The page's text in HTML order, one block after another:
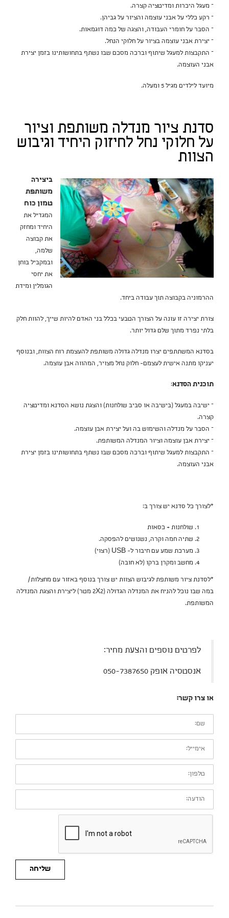
– מעגל היכרות ומדיטציה קצרה.
– רקע כללי על אבני עוצמה והציור על גביהן.
– הסבר על חומרי העבודה, והצגה של כמה דוגמאות.
– יצירת אבני עוצמה בציור על חלוקי הנחל.
– התקבצות למעגל שיתוף וברכה מסכם שבו נשתף בתחושותינו בזמן יצירת
אבני העוצמה.
מיועד לילדים מגיל 5 ומעלה.
סדנת ציור מנדלה משותפת וציור
על חלוקי נחל לחיזוק היחיד וגיבוש
הצוות
ביצירה
משותפת
טמון כוח
המגדיל את
היחיד ומחזק
את קבוצה
שלמה,
ובמקביל בוחן
את יחסי
הגומלין ומידת
ההרמוניה בקבוצה תוך עבודה ביחד.
צורת יצירה זו עונה על הצורך הטבעי בכלל בני האדם להיות שייך, להוות חלק
בלתי נפרד מתוך שלם גדול יותר.
בסדנא המשתתפים יצרו מנדלה גדולה משותפת להעצמת רוח הצוות, ובנוסף
יעניקו מתנה אישית לעצמם- חלוק נחל מצויר, המהווה אבן עוצמה.
תוכנית הסדנא:
– ישיבה במעגל (בישיבה או סביב שולחנות) והצגת נושא הסדנא ומדיטציה
קצרה.
– הסבר על מנדלה והשימוש בה ועל יצירת אבן עוצמה.
– יצירת אבן עוצמה וציור המנדלה המשותפת.
– התקבצות למעגל שיתוף וברכה מסכם שבו נשתף בתחושותינו בזמן יצירת
אבני העוצמה.
*לצורך כל סדנא יש צורך ב:
שולחנות + כסאות
שתיה חמה וקרה, נשנושים להפסקה.
מערכת שמע עם חיבור ל- USB (רצוי)
מחשב ומקרן ברקו (לא חובה)
*לסדנת ציור משותפת לגיבוש הצוות יש צורך בנוסף באזור עם מחצלות/
במה שבו נוכל להניח את המנדלה הגדולה (2X2 מטר) ליצירת והצגת המנדלה
המשותפת.
לפרטים נוספים והצעת מחיר:
אנסטסיה אופק 050-7387650
או צרו קשר:
שם:
אימייל:
טלפון:
הודעה:
שליחה